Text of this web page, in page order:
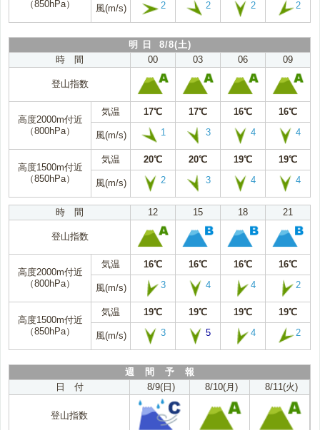
（850hPa）
風(m/s) 2 2 2 2
明 日 8/8(土)
時 間
00 03 06 09
登山指数
高度2000m付近
（800hPa）
気温 17℃ 17℃ 16℃ 16℃
風(m/s) 1 3 4 4
高度1500m付近
（850hPa）
気温 20℃ 20℃ 19℃ 19℃
風(m/s) 2 3 4 4
時 間 12 15 18 21
登山指数
高度2000m付近
（800hPa）
気温 16℃ 16℃ 16℃ 16℃
風(m/s) 3 4 4 2
高度1500m付近
（850hPa）
気温 19℃ 19℃ 19℃ 19℃
風(m/s) 3 5 4 2
週 間 予 報
日 付
8/9(日) 8/10(月) 8/11(火)
登山指数